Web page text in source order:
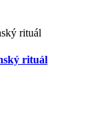
rituál